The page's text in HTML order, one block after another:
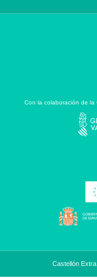
Con la colaboración de la
Castellón